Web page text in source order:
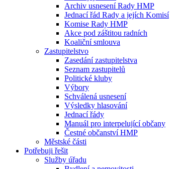
Archiv usnesení Rady HMP
Jednací řád Rady a jejích Komisí
Komise Rady HMP
Akce pod záštitou radních
Koaliční smlouva
Zastupitelstvo
Zasedání zastupitelstva
Seznam zastupitelů
Politické kluby
Výbory
Schválená usnesení
Výsledky hlasování
Jednací řády
Manuál pro interpelující občany
Čestné občanství HMP
Městské části
Potřebuji řešit
Služby úřadu